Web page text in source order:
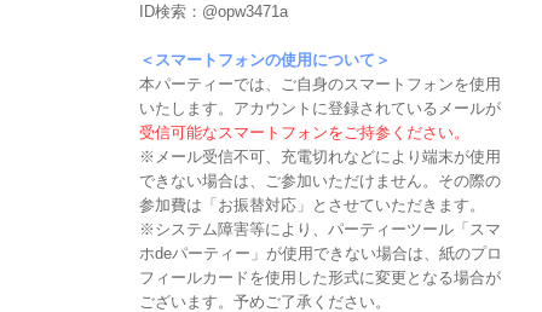
ID検索：@opw3471a
＜スマートフォンの使用について＞
本パーティーでは、ご自身のスマートフォンを使用
いたします。アカウントに登録されているメールが
受信可能なスマートフォンをご持参ください。
※メール受信不可、充電切れなどにより端末が使用
できない場合は、ご参加いただけません。その際の
参加費は「お振替対応」とさせていただきます。
※システム障害等により、パーティーツール「スマ
ホdeパーティー」が使用できない場合は、紙のプロ
フィールカードを使用した形式に変更となる場合が
ございます。予めご了承ください。